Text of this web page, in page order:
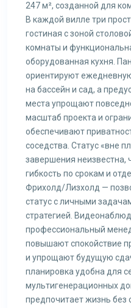
247 м², созданной для
В каждой вилле три
гостиная с зоной
комнаты и
оборудованная кухня.
ориентируют
на бассейн и сад, а
места упрощают
масштаб проекта и
обеспечивают
соседства. Статус «вне
завершения неизвестна,
гибкость по срокам и
Фрихолд/Лизхолд —
статус с личными
стратегией.
профессиональный
повышают спокойствие
и упрощают будущую
планировка удобна для
мультигенерационных
предпочитает жизнь без